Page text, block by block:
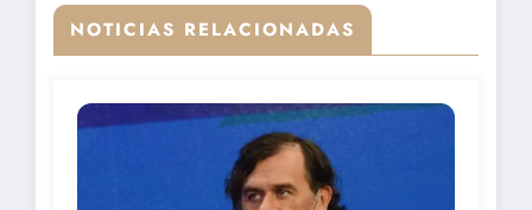
NOTICIAS RELACIONADAS